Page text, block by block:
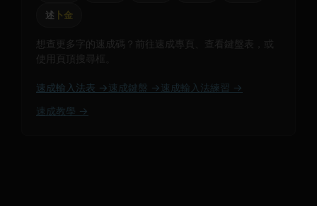
述 卜金
想查更多字的速成碼？前往速成專頁、查看鍵盤表，或
使用頁頂搜尋框。
速成輸入法表 → 速成鍵盤 → 速成輸入法練習 →
速成教學 →